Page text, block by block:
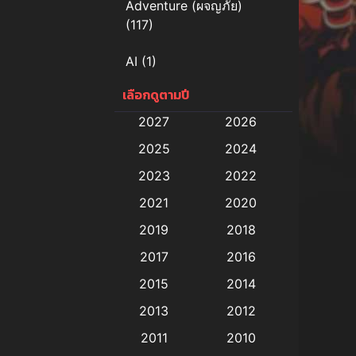
Adventure (ผจญภัย)
(117)
AI (1)
Amazon Prime
Animation
Animation การ์ตูน(88)
Animation แอนิเมชั่น(1)
Animation แอนิเมชัน
(19)
เลือกดูตามปี
2027
2026
2025
2024
2023
2022
2021
2020
2019
2018
2017
2016
2015
2014
2013
2012
2011
2010